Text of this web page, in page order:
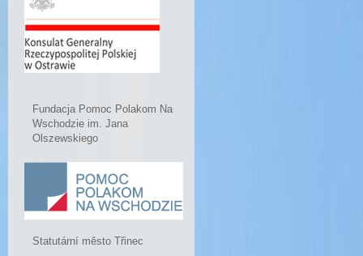
Fundacja Pomoc Polakom Na
Wschodzie im. Jana
Olszewskiego
Statutární město Třinec